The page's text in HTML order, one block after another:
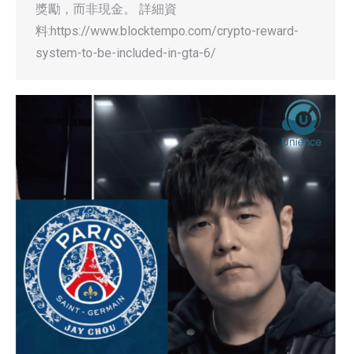
獎勵，而非現金。 詳細資
料:https://www.blocktempo.com/crypto-reward-
system-to-be-included-in-gta-6/